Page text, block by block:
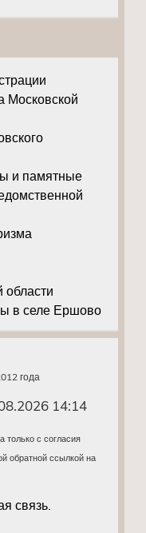
Московской
и памятные
области
в селе Ершово
года
14:14
только с согласия
обратной ссылкой на
связь.